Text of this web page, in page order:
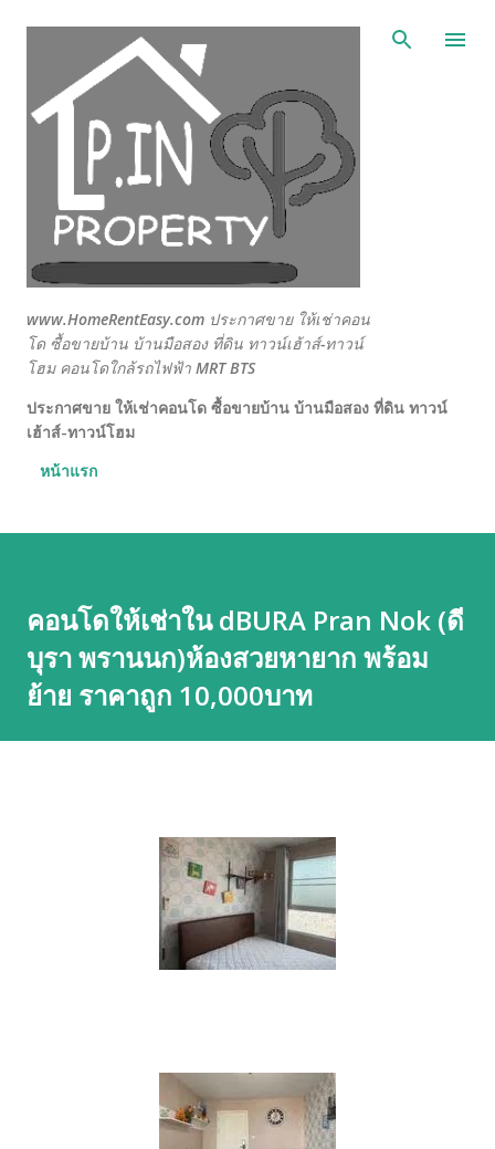
ข้ามไปที่เนื้อหาหลัก
www.HomeRentEasy.com ประกาศขาย ให้เช่าคอน
โด ซื้อขายบ้าน บ้านมือสอง ที่ดิน ทาวน์เฮ้าส์-ทาวน์
โฮม คอนโดใกล้รถไฟฟ้า MRT BTS
ประกาศขาย ให้เช่าคอนโด ซื้อขายบ้าน บ้านมือสอง ที่ดิน ทาวน์
เฮ้าส์-ทาวน์โฮม
หน้าแรก
คอนโดให้เช่าใน dBURA Pran Nok (ดี
บุรา พรานนก)ห้องสวยหายาก พร้อม
ย้าย ราคาถูก 10,000บาท